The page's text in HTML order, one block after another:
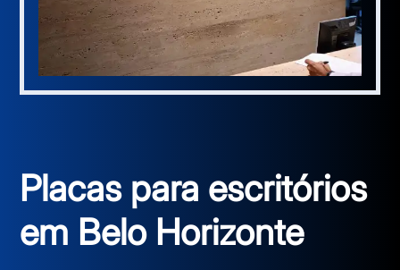
Placas para escritórios
em Belo Horizonte